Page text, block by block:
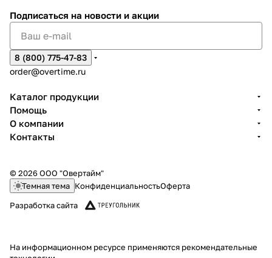
Подписаться на новости и акции
8 (800) 775-47-83
order@overtime.ru
Каталог продукции
Помощь
О компании
Контакты
© 2026 ООО "Овертайм"
Темная тема КонфиденциальностьОферта
Разработка сайта
На информационном ресурсе применяются рекомендательные